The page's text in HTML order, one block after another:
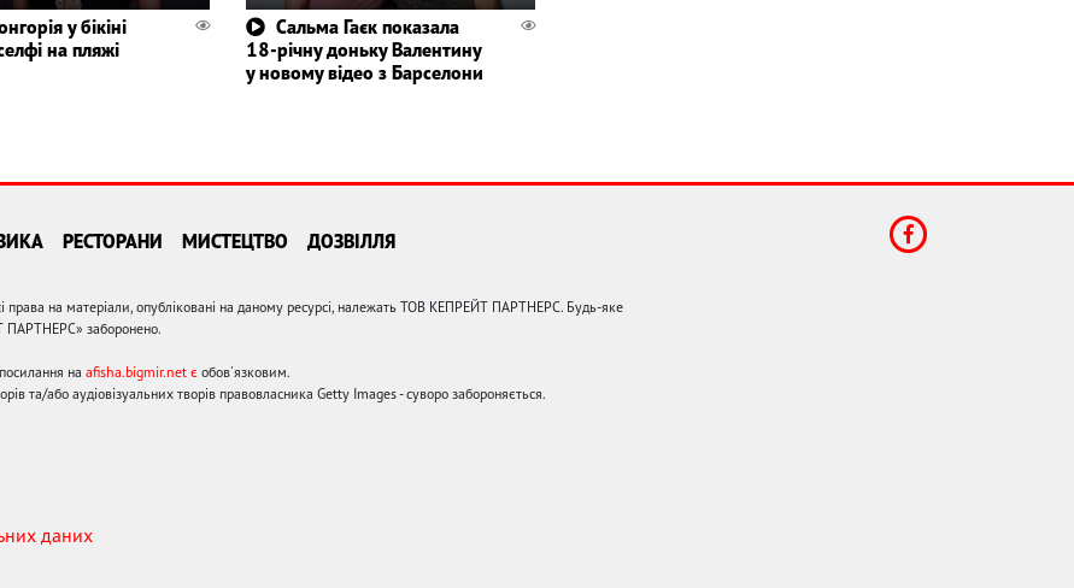
у бікіні
на пляжі
Сальма Гаєк показала
18-річну доньку Валентину
у новому відео з Барселони
РЕСТОРАНИ МИСТЕЦТВО ДОЗВІЛЛЯ
на матеріали, опубліковані на даному ресурсі, належать ТОВ КЕПРЕЙТ ПАРТНЕРС. Будь-яке
ПАРТНЕРС» заборонено.
на afisha.bigmir.net є обов'язковим.
та/або аудіовізуальних творів правовласника Getty Images - суворо забороняється.
даних